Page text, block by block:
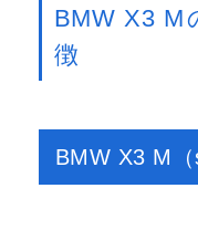
BMW X3 M
徴
BMW X3 M（